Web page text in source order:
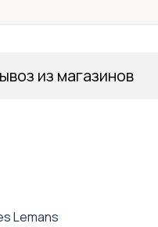
Lemans
из магазинов